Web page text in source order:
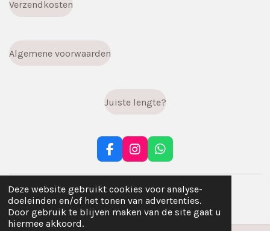
Deze website gebruikt cookies voor analyse-
doeleinden en/of het tonen van advertenties.
Door gebruik te blijven maken van de site gaat u
hiermee akkoord.
Verzendkosten
Algemene voorwaarden
Juiste lengte?
F
a
c
e
b
o
I
n
s
t
a
g
W
h
a
t
s
A
© 2023 - 2026 infiniti.handgemaakt
Powered byJouwWeb